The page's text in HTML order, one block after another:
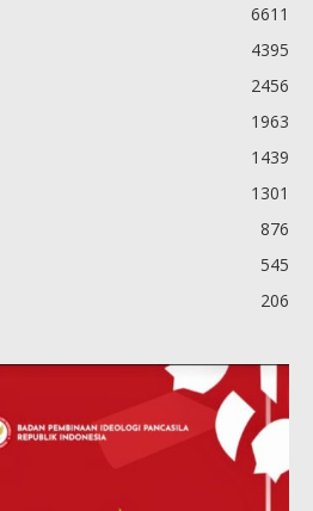
6611
4395
2456
1963
1439
1301
876
545
206